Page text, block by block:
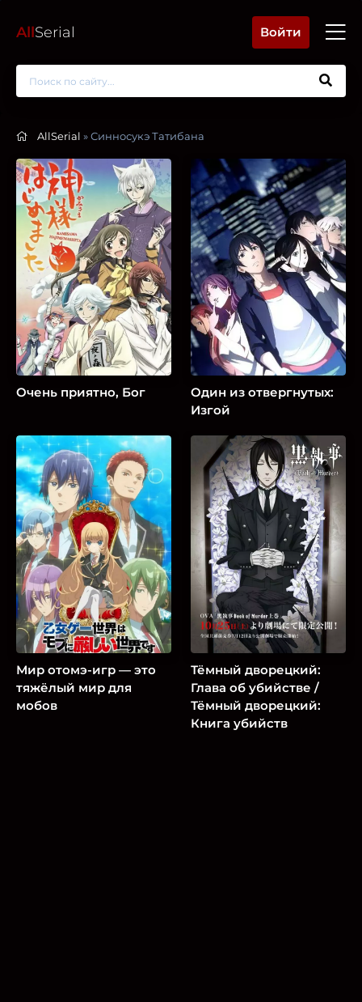
AllSerial Войти
AllSerial » Синносукэ Татибана
Очень приятно, Бог
Один из отвергнутых:
Изгой
Мир отомэ-игр — это
тяжёлый мир для
мобов
Тёмный дворецкий:
Глава об убийстве /
Тёмный дворецкий:
Книга убийств